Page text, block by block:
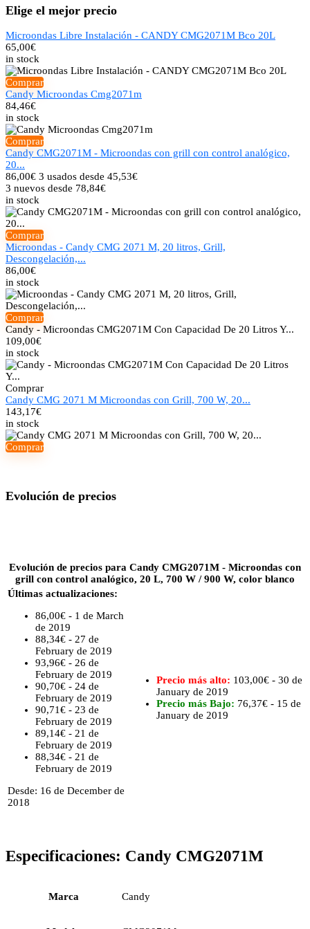
Elige el mejor precio
Microondas Libre Instalación - CANDY CMG2071M Bco 20L
65,00€
in stock
Comprar
Candy Microondas Cmg2071m
84,46€
in stock
Comprar
Candy CMG2071M - Microondas con grill con control analógico,
20...
86,00€ 3 usados desde 45,53€
3 nuevos desde 78,84€
in stock
Comprar
Microondas - Candy CMG 2071 M, 20 litros, Grill,
Descongelación,...
86,00€
in stock
Comprar
Candy - Microondas CMG2071M Con Capacidad De 20 Litros Y...
109,00€
in stock
Comprar
Candy CMG 2071 M Microondas con Grill, 700 W, 20...
143,17€
in stock
Comprar
Evolución de precios
Evolución de precios para Candy CMG2071M - Microondas con
grill con control analógico, 20 L, 700 W / 900 W, color blanco
Últimas actualizaciones:
86,00€ - 1 de March
de 2019
88,34€ - 27 de
February de 2019
93,96€ - 26 de
February de 2019
90,70€ - 24 de
February de 2019
90,71€ - 23 de
February de 2019
89,14€ - 21 de
February de 2019
88,34€ - 21 de
February de 2019
Desde: 16 de December de
2018
Precio más alto: 103,00€ - 30 de
January de 2019
Precio más Bajo: 76,37€ - 15 de
January de 2019
Especificaciones: Candy CMG2071M
Marca Candy